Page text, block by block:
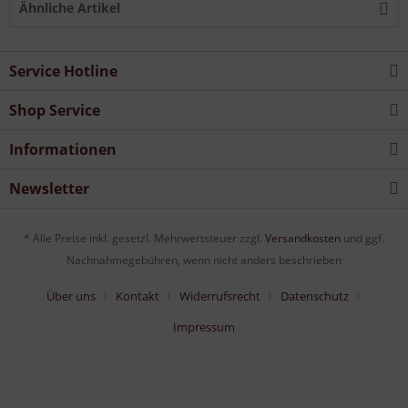
Ähnliche Artikel
Service Hotline
Shop Service
Informationen
Newsletter
* Alle Preise inkl. gesetzl. Mehrwertsteuer zzgl. Versandkosten und ggf.
Nachnahmegebühren, wenn nicht anders beschrieben
Über uns Kontakt Widerrufsrecht
Datenschutz
Impressum